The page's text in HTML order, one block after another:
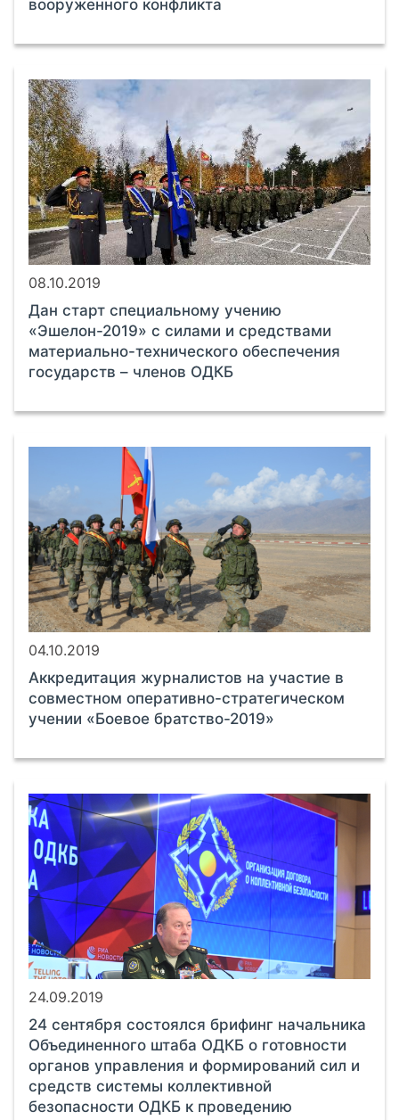
вооруженного конфликта
08.10.2019
Дан старт специальному учению
«Эшелон-2019» с силами и средствами
материально-технического обеспечения
государств – членов ОДКБ
04.10.2019
Аккредитация журналистов на участие в
совместном оперативно-стратегическом
учении «Боевое братство-2019»
24.09.2019
24 сентября состоялся брифинг начальника
Объединенного штаба ОДКБ о готовности
органов управления и формирований сил и
средств системы коллективной
безопасности ОДКБ к проведению